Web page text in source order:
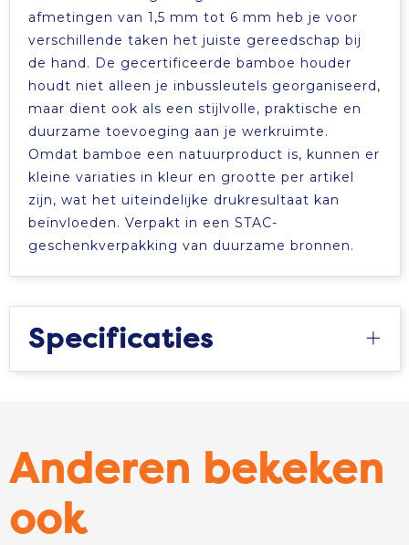
afmetingen van 1,5 mm tot 6 mm heb je voor
verschillende taken het juiste gereedschap bij
de hand. De gecertificeerde bamboe houder
houdt niet alleen je inbussleutels georganiseerd,
maar dient ook als een stijlvolle, praktische en
duurzame toevoeging aan je werkruimte.
Omdat bamboe een natuurproduct is, kunnen er
kleine variaties in kleur en grootte per artikel
zijn, wat het uiteindelijke drukresultaat kan
beïnvloeden. Verpakt in een STAC-
geschenkverpakking van duurzame bronnen.
Specificaties
Anderen bekeken
ook